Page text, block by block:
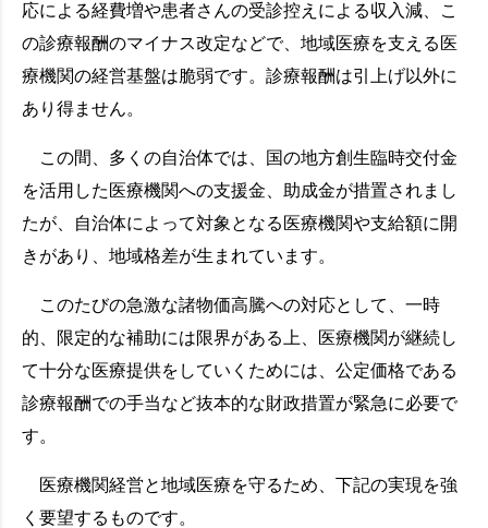
応による経費増や患者さんの受診控えによる収入減、こ
の診療報酬のマイナス改定などで、地域医療を支える医
療機関の経営基盤は脆弱です。診療報酬は引上げ以外に
あり得ません。
この間、多くの自治体では、国の地方創生臨時交付金
を活用した医療機関への支援金、助成金が措置されまし
たが、自治体によって対象となる医療機関や支給額に開
きがあり、地域格差が生まれています。
このたびの急激な諸物価高騰への対応として、一時
的、限定的な補助には限界がある上、医療機関が継続し
て十分な医療提供をしていくためには、公定価格である
診療報酬での手当など抜本的な財政措置が緊急に必要で
す。
医療機関経営と地域医療を守るため、下記の実現を強
く要望するものです。